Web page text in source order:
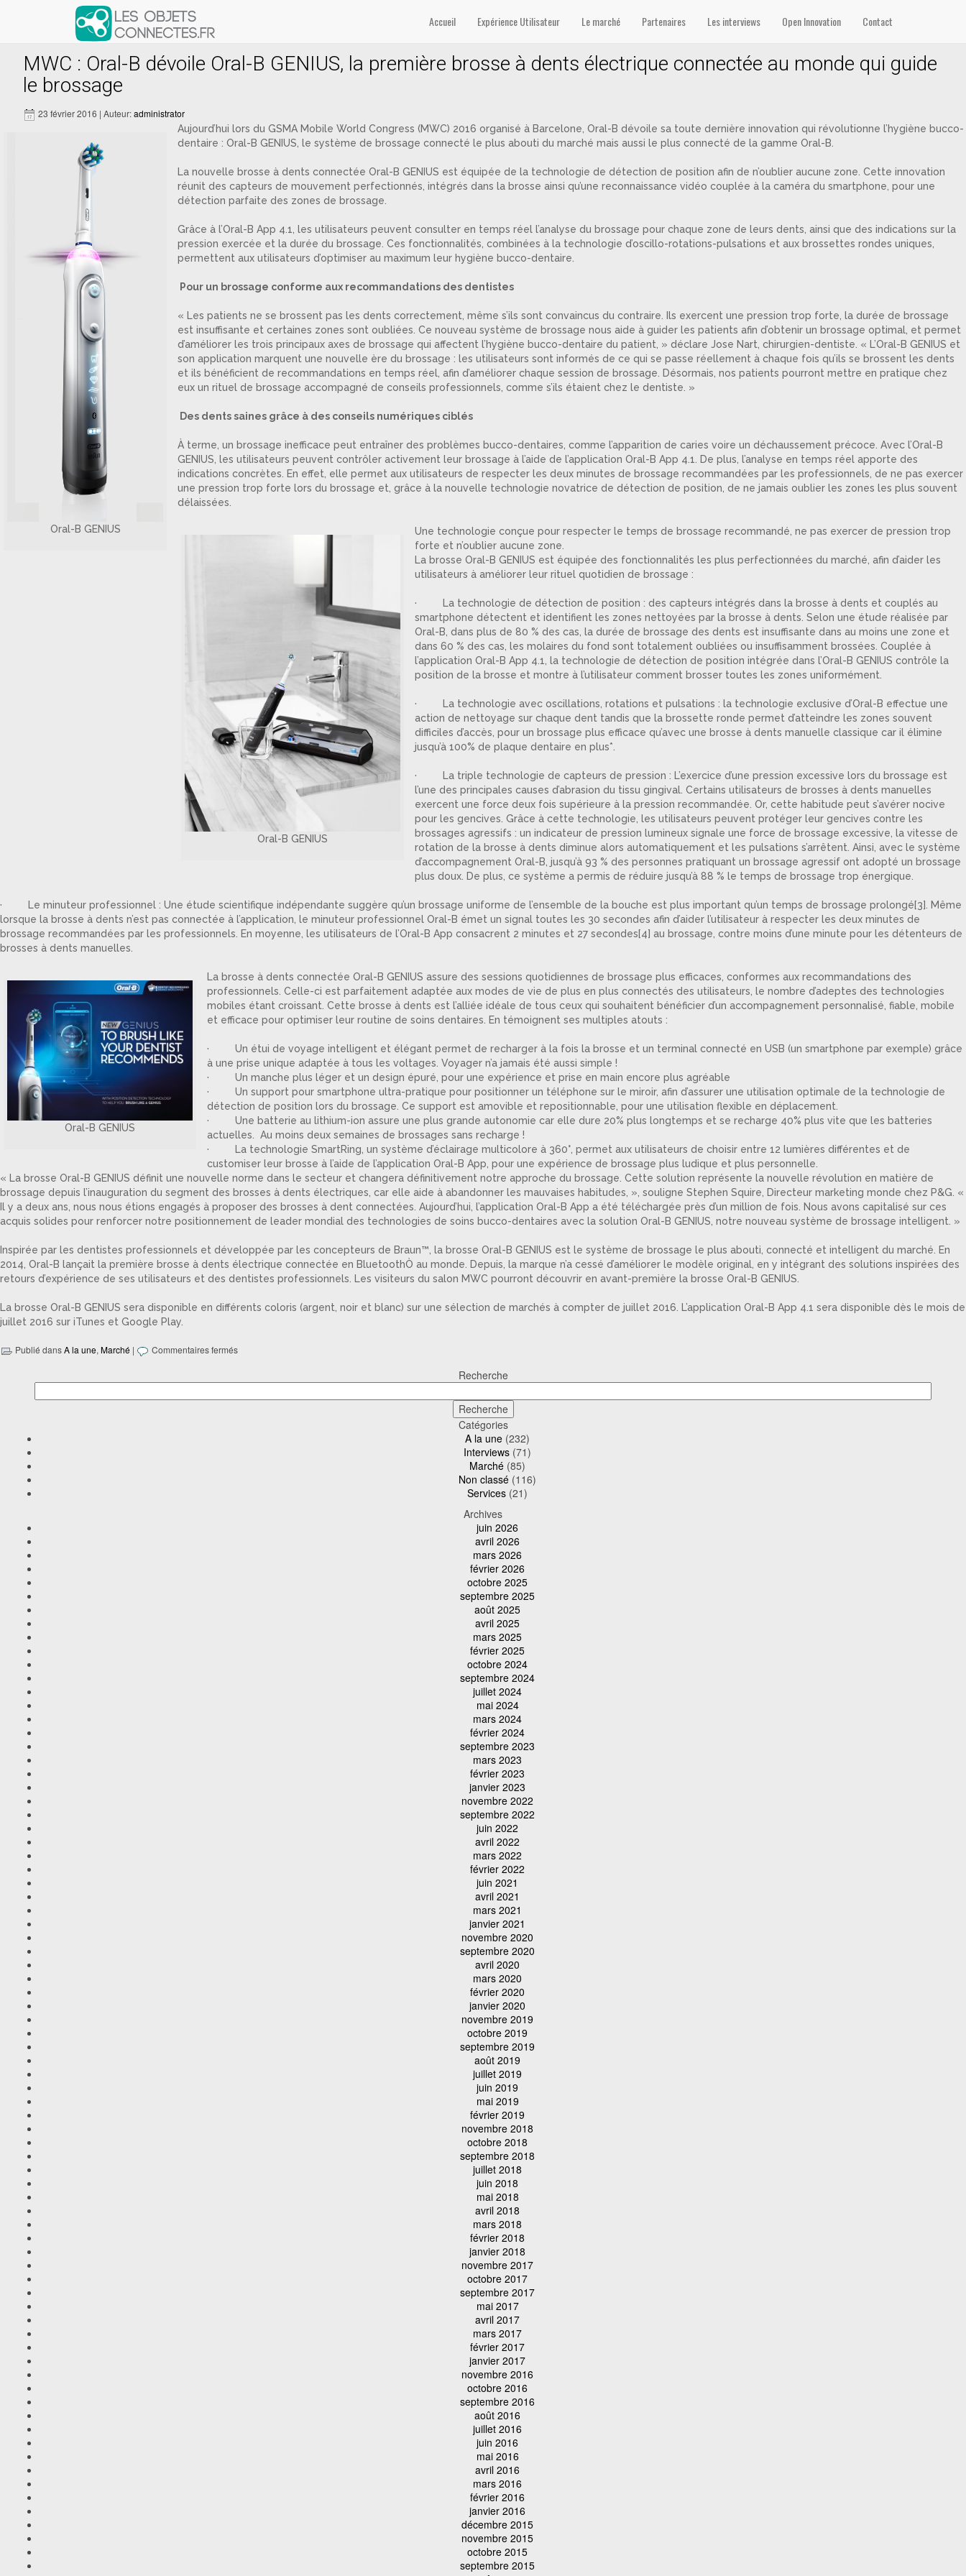
Accueil Expérience Utilisateur Le marché Partenaires Les interviews Open Innovation Contact
Articles avec le tag ‘Oral-B GENIUS’
MWC : Oral-B dévoile Oral-B GENIUS, la première brosse à dents électrique connectée au monde qui guide
le brossage
23 février 2016 | Auteur:administrator
Oral-B GENIUS
Aujourd’hui lors du GSMA Mobile World Congress (MWC) 2016 organisé à Barcelone, Oral-B dévoile sa toute dernière innovation qui révolutionne l’hygiène bucco-
dentaire : Oral-B GENIUS, le système de brossage connecté le plus abouti du marché mais aussi le plus connecté de la gamme Oral-B.
La nouvelle brosse à dents connectée Oral-B GENIUS est équipée de la technologie de détection de position afin de n’oublier aucune zone. Cette innovation
réunit des capteurs de mouvement perfectionnés, intégrés dans la brosse ainsi qu’une reconnaissance vidéo couplée à la caméra du smartphone, pour une
détection parfaite des zones de brossage.
Grâce à l’Oral-B App 4.1, les utilisateurs peuvent consulter en temps réel l’analyse du brossage pour chaque zone de leurs dents, ainsi que des indications sur la
pression exercée et la durée du brossage. Ces fonctionnalités, combinées à la technologie d’oscillo-rotations-pulsations et aux brossettes rondes uniques,
permettent aux utilisateurs d’optimiser au maximum leur hygiène bucco-dentaire.
Pour un brossage conforme aux recommandations des dentistes
« Les patients ne se brossent pas les dents correctement, même s’ils sont convaincus du contraire. Ils exercent une pression trop forte, la durée de brossage
est insuffisante et certaines zones sont oubliées. Ce nouveau système de brossage nous aide à guider les patients afin d’obtenir un brossage optimal, et permet
d’améliorer les trois principaux axes de brossage qui affectent l’hygiène bucco-dentaire du patient, » déclare Jose Nart, chirurgien-dentiste. « L’Oral-B GENIUS et
son application marquent une nouvelle ère du brossage : les utilisateurs sont informés de ce qui se passe réellement à chaque fois qu’ils se brossent les dents
et ils bénéficient de recommandations en temps réel, afin d’améliorer chaque session de brossage. Désormais, nos patients pourront mettre en pratique chez
eux un rituel de brossage accompagné de conseils professionnels, comme s’ils étaient chez le dentiste. »
Des dents saines grâce à des conseils numériques ciblés
À terme, un brossage inefficace peut entraîner des problèmes bucco-dentaires, comme l’apparition de caries voire un déchaussement précoce. Avec l’Oral-B
GENIUS, les utilisateurs peuvent contrôler activement leur brossage à l’aide de l’application Oral-B App 4.1. De plus, l’analyse en temps réel apporte des
indications concrètes. En effet, elle permet aux utilisateurs de respecter les deux minutes de brossage recommandées par les professionnels, de ne pas exercer
une pression trop forte lors du brossage et, grâce à la nouvelle technologie novatrice de détection de position, de ne jamais oublier les zones les plus souvent
délaissées.
Oral-B GENIUS
Une technologie conçue pour respecter le temps de brossage recommandé, ne pas exercer de pression trop
forte et n’oublier aucune zone.
La brosse Oral-B GENIUS est équipée des fonctionnalités les plus perfectionnées du marché, afin d’aider les
utilisateurs à améliorer leur rituel quotidien de brossage :
· La technologie de détection de position : des capteurs intégrés dans la brosse à dents et couplés au
smartphone détectent et identifient les zones nettoyées par la brosse à dents. Selon une étude réalisée par
Oral-B, dans plus de 80 % des cas, la durée de brossage des dents est insuffisante dans au moins une zone et
dans 60 % des cas, les molaires du fond sont totalement oubliées ou insuffisamment brossées. Couplée à
l’application Oral-B App 4.1, la technologie de détection de position intégrée dans l’Oral-B GENIUS contrôle la
position de la brosse et montre à l’utilisateur comment brosser toutes les zones uniformément.
· La technologie avec oscillations, rotations et pulsations : la technologie exclusive d’Oral-B effectue une
action de nettoyage sur chaque dent tandis que la brossette ronde permet d’atteindre les zones souvent
difficiles d’accès, pour un brossage plus efficace qu’avec une brosse à dents manuelle classique car il élimine
jusqu’à 100% de plaque dentaire en plus*.
· La triple technologie de capteurs de pression : L’exercice d’une pression excessive lors du brossage est
l’une des principales causes d’abrasion du tissu gingival. Certains utilisateurs de brosses à dents manuelles
exercent une force deux fois supérieure à la pression recommandée. Or, cette habitude peut s’avérer nocive
pour les gencives. Grâce à cette technologie, les utilisateurs peuvent protéger leur gencives contre les
brossages agressifs : un indicateur de pression lumineux signale une force de brossage excessive, la vitesse de
rotation de la brosse à dents diminue alors automatiquement et les pulsations s’arrêtent. Ainsi, avec le système
d’accompagnement Oral-B, jusqu’à 93 % des personnes pratiquant un brossage agressif ont adopté un brossage
plus doux. De plus, ce système a permis de réduire jusqu’à 88 % le temps de brossage trop énergique.
· Le minuteur professionnel : Une étude scientifique indépendante suggère qu’un brossage uniforme de l’ensemble de la bouche est plus important qu’un temps de brossage prolongé[3]. Même
lorsque la brosse à dents n’est pas connectée à l’application, le minuteur professionnel Oral-B émet un signal toutes les 30 secondes afin d’aider l’utilisateur à respecter les deux minutes de
brossage recommandées par les professionnels. En moyenne, les utilisateurs de l’Oral-B App consacrent 2 minutes et 27 secondes[4] au brossage, contre moins d’une minute pour les détenteurs de
brosses à dents manuelles.
Oral-B GENIUS
La brosse à dents connectée Oral-B GENIUS assure des sessions quotidiennes de brossage plus efficaces, conformes aux recommandations des
professionnels. Celle-ci est parfaitement adaptée aux modes de vie de plus en plus connectés des utilisateurs, le nombre d’adeptes des technologies
mobiles étant croissant. Cette brosse à dents est l’alliée idéale de tous ceux qui souhaitent bénéficier d’un accompagnement personnalisé, fiable, mobile
et efficace pour optimiser leur routine de soins dentaires. En témoignent ses multiples atouts :
· Un étui de voyage intelligent et élégant permet de recharger à la fois la brosse et un terminal connecté en USB (un smartphone par exemple) grâce
à une prise unique adaptée à tous les voltages. Voyager n’a jamais été aussi simple !
· Un manche plus léger et un design épuré, pour une expérience et prise en main encore plus agréable
· Un support pour smartphone ultra-pratique pour positionner un téléphone sur le miroir, afin d’assurer une utilisation optimale de la technologie de
détection de position lors du brossage. Ce support est amovible et repositionnable, pour une utilisation flexible en déplacement.
· Une batterie au lithium-ion assure une plus grande autonomie car elle dure 20% plus longtemps et se recharge 40% plus vite que les batteries
actuelles. Au moins deux semaines de brossages sans recharge !
· La technologie SmartRing, un système d’éclairage multicolore à 360°, permet aux utilisateurs de choisir entre 12 lumières différentes et de
customiser leur brosse à l’aide de l’application Oral-B App, pour une expérience de brossage plus ludique et plus personnelle.
« La brosse Oral-B GENIUS définit une nouvelle norme dans le secteur et changera définitivement notre approche du brossage. Cette solution représente la nouvelle révolution en matière de
brossage depuis l’inauguration du segment des brosses à dents électriques, car elle aide à abandonner les mauvaises habitudes, », souligne Stephen Squire, Directeur marketing monde chez P&G. «
Il y a deux ans, nous nous étions engagés à proposer des brosses à dent connectées. Aujourd’hui, l’application Oral-B App a été téléchargée près d’un million de fois. Nous avons capitalisé sur ces
acquis solides pour renforcer notre positionnement de leader mondial des technologies de soins bucco-dentaires avec la solution Oral-B GENIUS, notre nouveau système de brossage intelligent. »
Inspirée par les dentistes professionnels et développée par les concepteurs de Braun™, la brosse Oral-B GENIUS est le système de brossage le plus abouti, connecté et intelligent du marché. En
2014, Oral-B lançait la première brosse à dents électrique connectée en BluetoothÒ au monde. Depuis, la marque n’a cessé d’améliorer le modèle original, en y intégrant des solutions inspirées des
retours d’expérience de ses utilisateurs et des dentistes professionnels. Les visiteurs du salon MWC pourront découvrir en avant-première la brosse Oral-B GENIUS.
La brosse Oral-B GENIUS sera disponible en différents coloris (argent, noir et blanc) sur une sélection de marchés à compter de juillet 2016. L’application Oral-B App 4.1 sera disponible dès le mois de
juillet 2016 sur iTunes et Google Play.
Publié dansA la une, Marché | Commentaires fermés
Recherche
Catégories
A la une (232)
Interviews (71)
Marché (85)
Non classé (116)
Services (21)
Archives
juin 2026
avril 2026
mars 2026
février 2026
octobre 2025
septembre 2025
août 2025
avril 2025
mars 2025
février 2025
octobre 2024
septembre 2024
juillet 2024
mai 2024
mars 2024
février 2024
septembre 2023
mars 2023
février 2023
janvier 2023
novembre 2022
septembre 2022
juin 2022
avril 2022
mars 2022
février 2022
juin 2021
avril 2021
mars 2021
janvier 2021
novembre 2020
septembre 2020
avril 2020
mars 2020
février 2020
janvier 2020
novembre 2019
octobre 2019
septembre 2019
août 2019
juillet 2019
juin 2019
mai 2019
février 2019
novembre 2018
octobre 2018
septembre 2018
juillet 2018
juin 2018
mai 2018
avril 2018
mars 2018
février 2018
janvier 2018
novembre 2017
octobre 2017
septembre 2017
mai 2017
avril 2017
mars 2017
février 2017
janvier 2017
novembre 2016
octobre 2016
septembre 2016
août 2016
juillet 2016
juin 2016
mai 2016
avril 2016
mars 2016
février 2016
janvier 2016
décembre 2015
novembre 2015
octobre 2015
septembre 2015